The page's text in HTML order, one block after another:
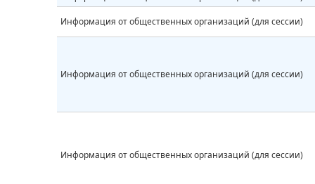
Информация от общественных организаций (для сессии)
Информация от общественных организаций (для сессии)
Информация от общественных организаций (для сессии)